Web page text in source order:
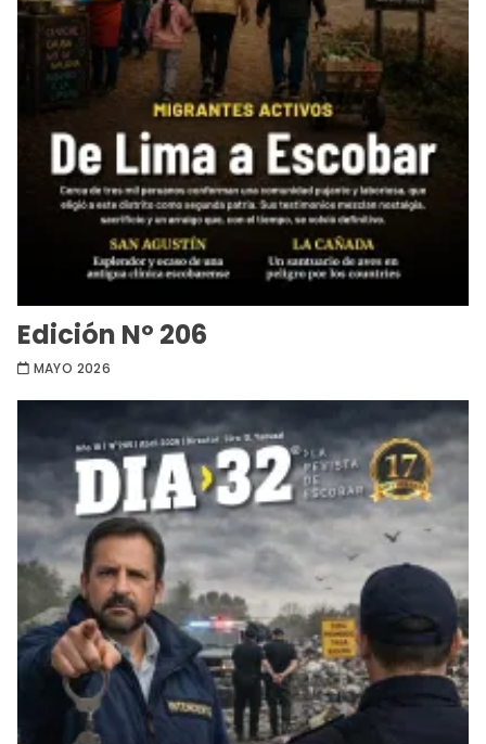
Edición Nº 206
MAYO 2026